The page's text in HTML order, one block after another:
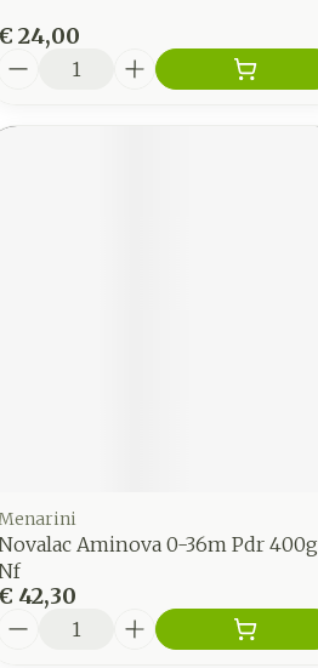
24,00
Menarini
Aminova 0-36m Pdr 400g
42,30